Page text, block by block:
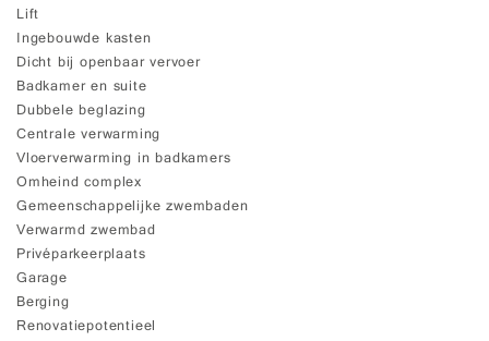
Lift
Ingebouwde kasten
Dicht bij openbaar vervoer
Badkamer en suite
Dubbele beglazing
Centrale verwarming
Vloerverwarming in badkamers
Omheind complex
Gemeenschappelijke zwembaden
Verwarmd zwembad
Privéparkeerplaats
Garage
Berging
Renovatiepotentieel